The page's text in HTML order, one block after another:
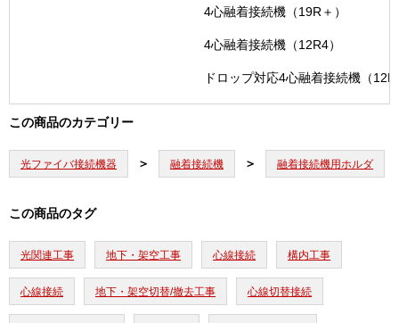
4心融着接続機（19R＋）
4心融着接続機（12R4）
ドロップ対応4心融着接続機（12R
この商品のカテゴリー
光ファイバ接続機器 融着接続機 融着接続機用ホルダ
この商品のタグ
光関連工事 地下・架空工事 心線接続 構内工事
心線接続 地下・架空切替/撤去工事 心線切替接続